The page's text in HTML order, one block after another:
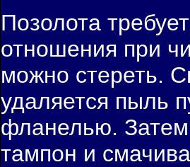
Позолота
отношения при
можно стереть.
удаляется пыль
фланелью.
тампοн и